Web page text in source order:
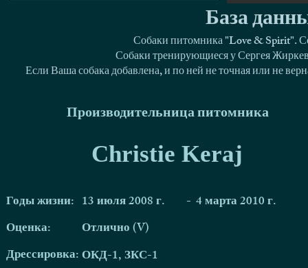
База
Собаки питомника "Love & Spirit".
Собаки тренирующиеся у Сергея
Если Ваша собака добавлена, и по ней не точная или не
Производительница питомника
Christie Keraj
Годы жизни: 13 июля 2008 г. - 4 марта 2010 г.
Оценка:
Отлично (V)
Дрессировка:ОКД-1, ЗКС-1